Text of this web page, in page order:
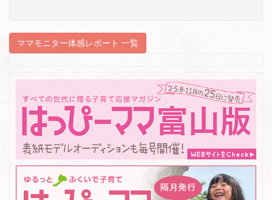
ママモニター体感レポート 一覧